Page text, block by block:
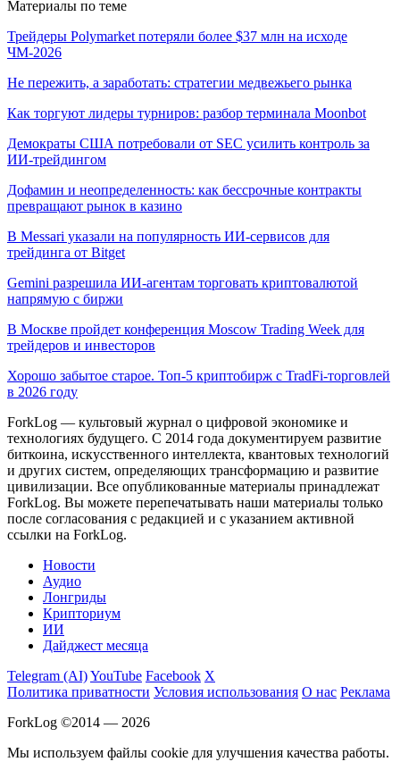
Материалы по теме
Трейдеры Polymarket потеряли более $37 млн на исходе
ЧМ-2026
Не пережить, а заработать: стратегии медвежьего рынка
Как торгуют лидеры турниров: разбор терминала Moonbot
Демократы США потребовали от SEC усилить контроль за
ИИ-трейдингом
Дофамин и неопределенность: как бессрочные контракты
превращают рынок в казино
В Messari указали на популярность ИИ-сервисов для
трейдинга от Bitget
Gemini разрешила ИИ-агентам торговать криптовалютой
напрямую с биржи
В Москве пройдет конференция Moscow Trading Week для
трейдеров и инвесторов
Хорошо забытое старое. Топ-5 криптобирж с TradFi-торговлей
в 2026 году
ForkLog — культовый журнал о цифровой экономике и
технологиях будущего. С 2014 года документируем развитие
биткоина, искусственного интеллекта, квантовых технологий
и других систем, определяющих трансформацию и развитие
цивилизации. Все опубликованные материалы принадлежат
ForkLog. Вы можете перепечатывать наши материалы только
после согласования с редакцией и с указанием активной
ссылки на ForkLog.
Новости
Аудио
Лонгриды
Крипториум
ИИ
Дайджест месяца
Telegram (AI)YouTube Facebook X
Политика приватности Условия использования О нас Реклама
ForkLog ©2014 — 2026
Мы используем файлы cookie для улучшения качества работы.